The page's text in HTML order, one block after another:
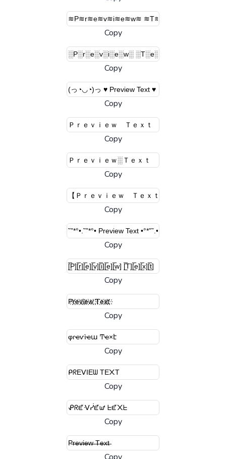
Copy
Copy
Copy
Copy
Copy
Copy
Copy
Copy
Copy
Copy
Copy
Copy
Copy